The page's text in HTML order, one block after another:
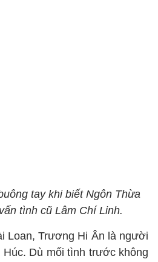
tay khi biết Ngôn Thừa
tình cũ Lâm Chí Linh.
Loan, Trương Hi Ân là người
Dù mối tình trước không